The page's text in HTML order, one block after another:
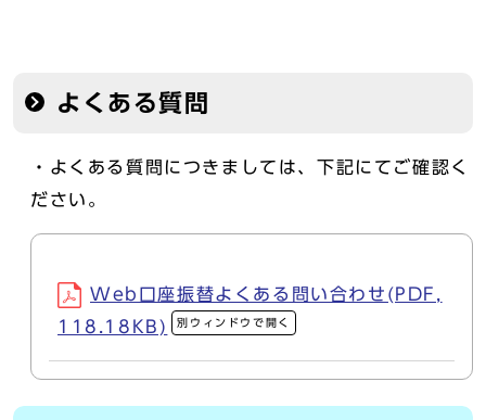
よくある質問
・よくある質問につきましては、下記にてご確認く
ださい。
Web口座振替よくある問い合わせ(PDF,
118.18KB)
別ウィンドウで開く